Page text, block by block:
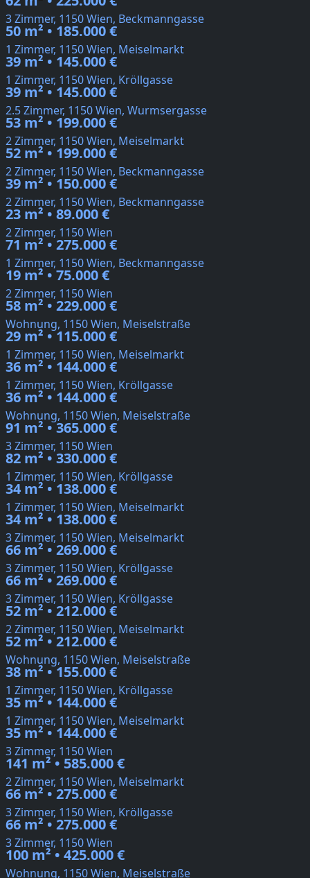
3 Zimmer, 1150 Wien, Beckmanngasse
50 m² • 185.000 €
1 Zimmer, 1150 Wien, Meiselmarkt
39 m² • 145.000 €
1 Zimmer, 1150 Wien, Kröllgasse
39 m² • 145.000 €
2.5 Zimmer, 1150 Wien, Wurmsergasse
53 m² • 199.000 €
2 Zimmer, 1150 Wien, Meiselmarkt
52 m² • 199.000 €
2 Zimmer, 1150 Wien, Beckmanngasse
39 m² • 150.000 €
2 Zimmer, 1150 Wien, Beckmanngasse
23 m² • 89.000 €
2 Zimmer, 1150 Wien
71 m² • 275.000 €
1 Zimmer, 1150 Wien, Beckmanngasse
19 m² • 75.000 €
2 Zimmer, 1150 Wien
58 m² • 229.000 €
Wohnung, 1150 Wien, Meiselstraße
29 m² • 115.000 €
1 Zimmer, 1150 Wien, Meiselmarkt
36 m² • 144.000 €
1 Zimmer, 1150 Wien, Kröllgasse
36 m² • 144.000 €
Wohnung, 1150 Wien, Meiselstraße
91 m² • 365.000 €
3 Zimmer, 1150 Wien
82 m² • 330.000 €
1 Zimmer, 1150 Wien, Kröllgasse
34 m² • 138.000 €
1 Zimmer, 1150 Wien, Meiselmarkt
34 m² • 138.000 €
3 Zimmer, 1150 Wien, Meiselmarkt
66 m² • 269.000 €
3 Zimmer, 1150 Wien, Kröllgasse
66 m² • 269.000 €
3 Zimmer, 1150 Wien, Kröllgasse
52 m² • 212.000 €
2 Zimmer, 1150 Wien, Meiselmarkt
52 m² • 212.000 €
Wohnung, 1150 Wien, Meiselstraße
38 m² • 155.000 €
1 Zimmer, 1150 Wien, Kröllgasse
35 m² • 144.000 €
1 Zimmer, 1150 Wien, Meiselmarkt
35 m² • 144.000 €
3 Zimmer, 1150 Wien
141 m² • 585.000 €
2 Zimmer, 1150 Wien, Meiselmarkt
66 m² • 275.000 €
3 Zimmer, 1150 Wien, Kröllgasse
66 m² • 275.000 €
3 Zimmer, 1150 Wien
100 m² • 425.000 €
Wohnung, 1150 Wien, Meiselstraße